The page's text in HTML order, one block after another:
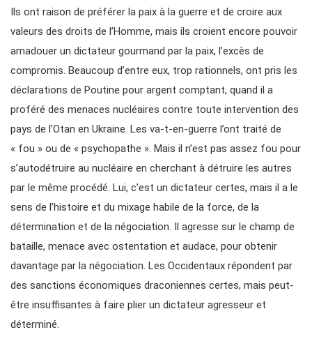
Ils ont raison de préférer la paix à la guerre et de croire aux
valeurs des droits de l’Homme, mais ils croient encore pouvoir
amadouer un dictateur gourmand par la paix, l’excès de
compromis. Beaucoup d’entre eux, trop rationnels, ont pris les
déclarations de Poutine pour argent comptant, quand il a
proféré des menaces nucléaires contre toute intervention des
pays de l’Otan en Ukraine. Les va-t-en-guerre l’ont traité de
« fou » ou de « psychopathe ». Mais il n’est pas assez fou pour
s’autodétruire au nucléaire en cherchant à détruire les autres
par le même procédé. Lui, c’est un dictateur certes, mais il a le
sens de l’histoire et du mixage habile de la force, de la
détermination et de la négociation. Il agresse sur le champ de
bataille, menace avec ostentation et audace, pour obtenir
davantage par la négociation. Les Occidentaux répondent par
des sanctions économiques draconiennes certes, mais peut-
être insuffisantes à faire plier un dictateur agresseur et
déterminé.